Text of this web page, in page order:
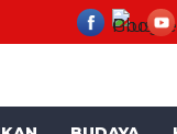
PIONIR,